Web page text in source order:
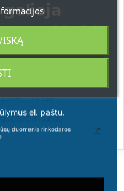
bet ir kviečia jį
gintaras
nuo 49 € !
el. paštu.
duomenis rinkodaros